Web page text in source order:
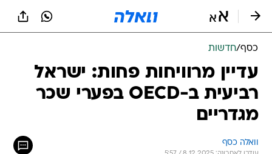
כסף/חדשות
עדיין מרוויחות פחות: ישראל
רביעית ב-OECD בפערי שכר
מגדריים
וואלה כסף